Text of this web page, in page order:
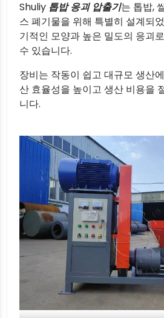
Shuliy 톱밥 응괴 압출기는 톱밥,
스 폐기물을 위해 특별히 설계되
기적인 모양과 높은 밀도의 응괴
수 있습니다.
장비는 작동이 쉽고 대규모 생산
산 효율성을 높이고 생산 비용을
니다.